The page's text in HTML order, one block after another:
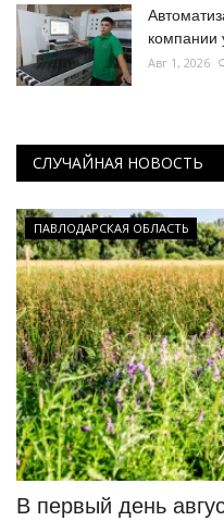
компании
Авг 1, 2026
СЛУЧАЙНАЯ НОВОСТЬ
ПАВЛОДАРСКАЯ ОБЛАСТЬ
В первый день